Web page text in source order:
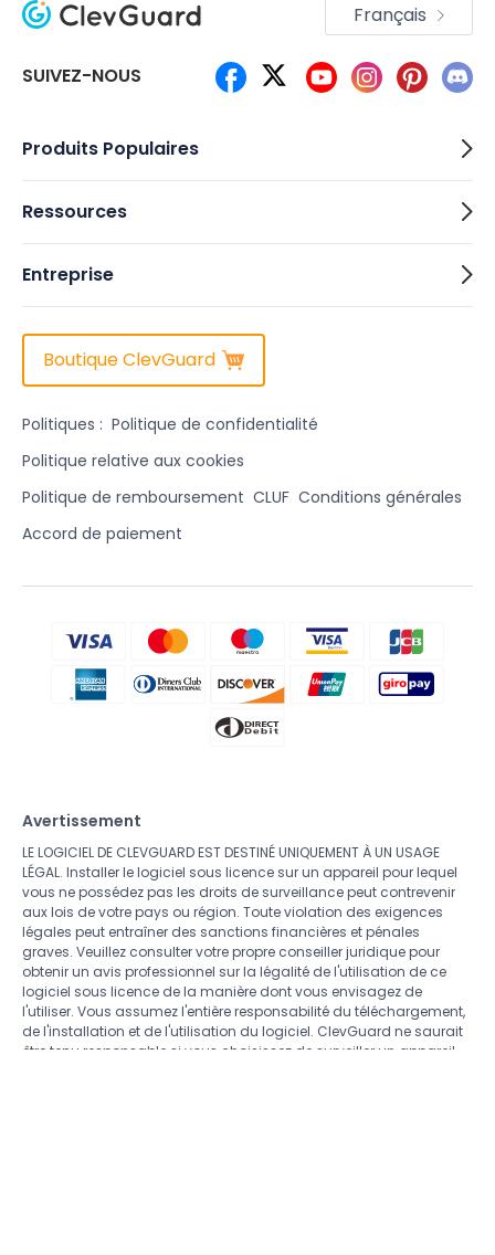
SUIVEZ-NOUS
Français
Produits Populaires
Ressources
Entreprise
Boutique ClevGuard
Politiques : Politique de confidentialité
Politique relative aux cookies
Politique de remboursement CLUF Conditions générales
Accord de paiement
Avertissement
LE LOGICIEL DE CLEVGUARD EST DESTINÉ UNIQUEMENT À UN USAGE
LÉGAL. Installer le logiciel sous licence sur un appareil pour lequel
vous ne possédez pas les droits de surveillance peut contrevenir
aux lois de votre pays ou région. Toute violation des exigences
légales peut entraîner des sanctions financières et pénales
graves. Veuillez consulter votre propre conseiller juridique pour
obtenir un avis professionnel sur la légalité de l'utilisation de ce
logiciel sous licence de la manière dont vous envisagez de
l'utiliser. Vous assumez l'entière responsabilité du téléchargement,
de l'installation et de l'utilisation du logiciel. ClevGuard ne saurait
être tenu responsable si vous choisissez de surveiller un appareil